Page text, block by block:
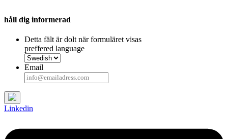
håll dig informerad
Detta fält är dolt när formuläret visas
preffered language
Email
Linkedin